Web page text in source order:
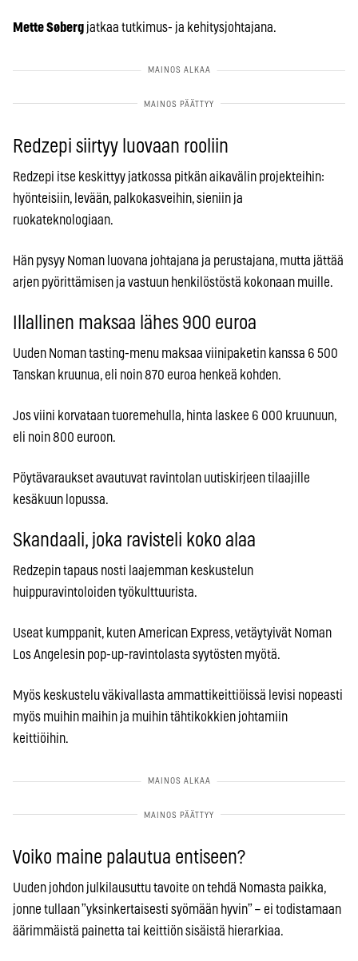
Mette Søberg jatkaa tutkimus- ja kehitysjohtajana.
Redzepi siirtyy luovaan rooliin
Redzepi itse keskittyy jatkossa pitkän aikavälin projekteihin:
hyönteisiin, levään, palkokasveihin, sieniin ja
ruokateknologiaan.
Hän pysyy Noman luovana johtajana ja perustajana, mutta jättää
arjen pyörittämisen ja vastuun henkilöstöstä kokonaan muille.
Illallinen maksaa lähes 900 euroa
Uuden Noman tasting-menu maksaa viinipaketin kanssa 6 500
Tanskan kruunua, eli noin 870 euroa henkeä kohden.
Jos viini korvataan tuoremehulla, hinta laskee 6 000 kruunuun,
eli noin 800 euroon.
Pöytävaraukset avautuvat ravintolan uutiskirjeen tilaajille
kesäkuun lopussa.
Skandaali, joka ravisteli koko alaa
Redzepin tapaus nosti laajemman keskustelun
huippuravintoloiden työkulttuurista.
Useat kumppanit, kuten American Express, vetäytyivät Noman
Los Angelesin pop-up-ravintolasta syytösten myötä.
Myös keskustelu väkivallasta ammattikeittiöissä levisi nopeasti
myös muihin maihin ja muihin tähtikokkien johtamiin
keittiöihin.
Voiko maine palautua entiseen?
Uuden johdon julkilausuttu tavoite on tehdä Nomasta paikka,
jonne tullaan ”yksinkertaisesti syömään hyvin” – ei todistamaan
äärimmäistä painetta tai keittiön sisäistä hierarkiaa.